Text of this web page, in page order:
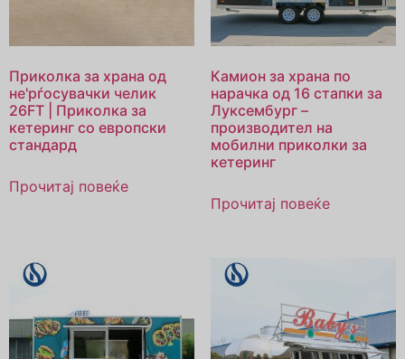
Приколка за храна од
не'рѓосувачки челик
26FT | Приколка за
кетеринг со европски
стандард
Прочитај повеќе
Камион за храна по
нарачка од 16 стапки за
Луксембург –
производител на
мобилни приколки за
кетеринг
Прочитај повеќе